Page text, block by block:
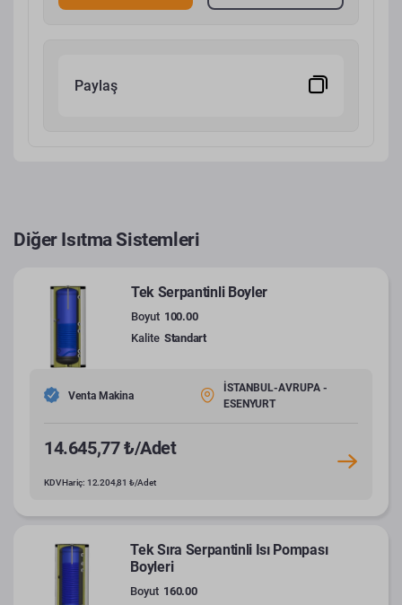
Paylaş
Diğer Isıtma Sistemleri
Tek Serpantinli Boyler
Boyut 100.00
Kalite Standart
Venta Makina
İSTANBUL-AVRUPA -
ESENYURT
14.645,77 ₺/Adet
KDV Hariç: 12.204,81 ₺/Adet
Tek Sıra Serpantinli Isı Pompası
Boyleri
Boyut 160.00